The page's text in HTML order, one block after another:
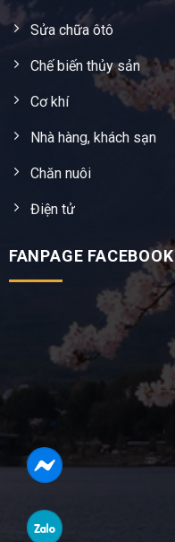
Sửa chữa ôtô
Chế biến thủy sản
Cơ khí
Nhà hàng, khách sạn
Chăn nuôi
Điện tử
FANPAGE FACEBOOK